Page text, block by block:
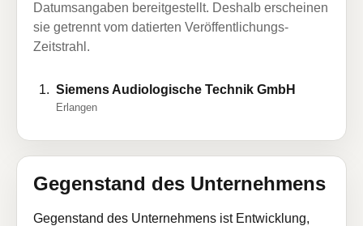
Datumsangaben bereitgestellt. Deshalb erscheinen
sie getrennt vom datierten Veröffentlichungs-
Zeitstrahl.
Siemens Audiologische Technik GmbH
Erlangen
Gegenstand des Unternehmens
Gegenstand des Unternehmens ist Entwicklung,